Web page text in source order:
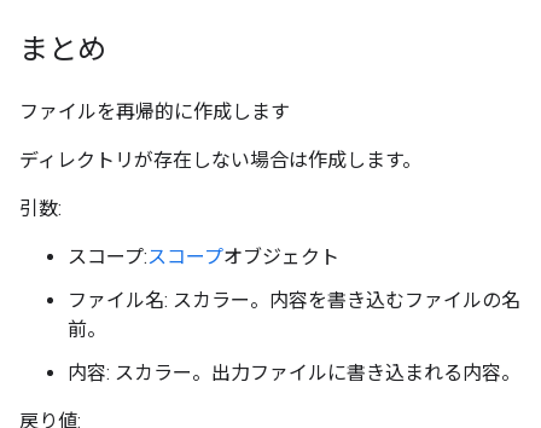
まとめ
ファイルを再帰的に作成します
ディレクトリが存在しない場合は作成します。
引数:
スコープ:スコープオブジェクト
ファイル名: スカラー。内容を書き込むファイルの名
前。
内容: スカラー。出力ファイルに書き込まれる内容。
戻り値: